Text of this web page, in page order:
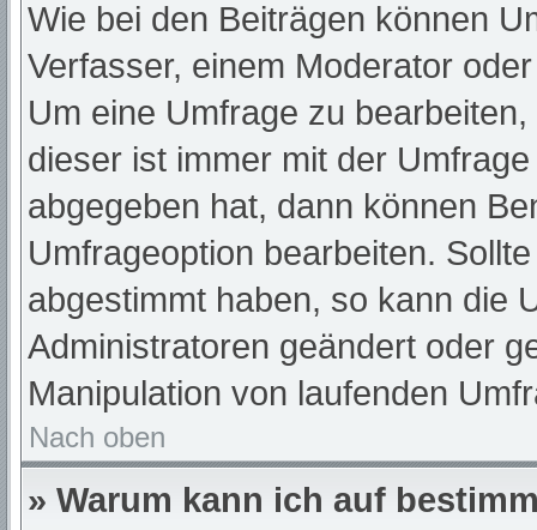
Wie bei den Beiträgen können
Verfasser, einem Moderator
Um eine Umfrage zu
dieser ist immer mit der
abgegeben hat, dann können
Umfrageoption bearbeiten.
abgestimmt haben, so kann die
Administratoren geändert oder
Manipulation von laufenden
Nach oben
» Warum kann ich auf